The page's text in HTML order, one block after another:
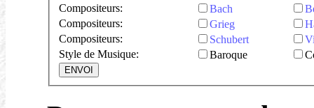
Compositeurs:
Bach
Compositeurs:
Grieg
Compositeurs:
Schubert
Style de Musique:
Baroque